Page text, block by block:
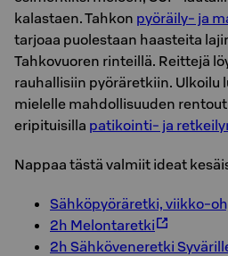
kalastaen. Tahkon pyöräily- ja
tarjoaa puolestaan haasteita
Tahkovuoren rinteillä. Reittejä
rauhallisiin pyöräretkiin. Ulkoilu
mielelle mahdollisuuden
eripituisilla patikointi- ja
Nappaa tästä valmiit ideat
Sähköpyöräretki, viikko-
2h Melontaretki
2h Sähköveneretki